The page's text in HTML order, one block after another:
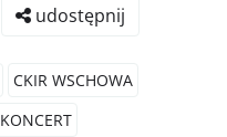
udostępnij
CKIR WSCHOWA
KONCERT